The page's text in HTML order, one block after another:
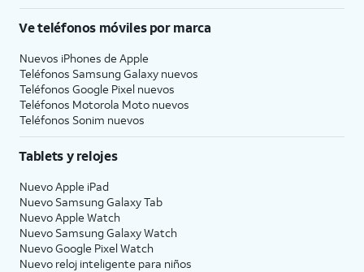
Ve teléfonos móviles por marca
Nuevos iPhones de Apple
Teléfonos Samsung Galaxy nuevos
Teléfonos Google Pixel nuevos
Teléfonos Motorola Moto nuevos
Teléfonos Sonim nuevos
Tablets y relojes
Nuevo Apple iPad
Nuevo Samsung Galaxy Tab
Nuevo Apple Watch
Nuevo Samsung Galaxy Watch
Nuevo Google Pixel Watch
Nuevo reloj inteligente para niños